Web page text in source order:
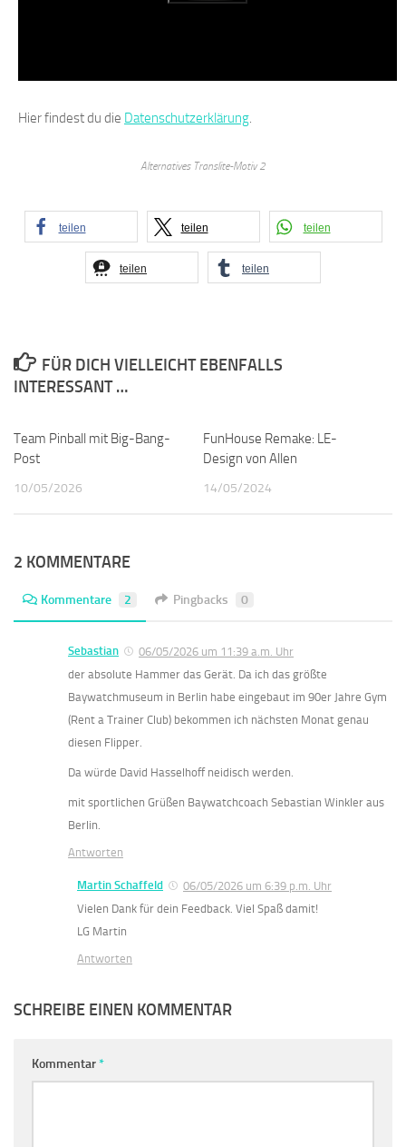
Hier findest du die Datenschutzerklärung.
Alternatives Translite-Motiv 2
teilen teilen teilen
teilen teilen
FÜR DICH VIELLEICHT EBENFALLS
INTERESSANT …
Team Pinball mit Big-Bang-
Post
10/05/2026
FunHouse Remake: LE-
Design von Allen
14/05/2024
2 KOMMENTARE
Kommentare 2 Pingbacks 0
Sebastian
06/05/2026 um 11:39 a.m. Uhr
der absolute Hammer das Gerät. Da ich das größte
Baywatchmuseum in Berlin habe eingebaut im 90er Jahre Gym
(Rent a Trainer Club) bekommen ich nächsten Monat genau
diesen Flipper.
Da würde David Hasselhoff neidisch werden.
mit sportlichen Grüßen Baywatchcoach Sebastian Winkler aus
Berlin.
Antworten
Martin Schaffeld
06/05/2026 um 6:39 p.m. Uhr
Vielen Dank für dein Feedback. Viel Spaß damit!
LG Martin
Antworten
SCHREIBE EINEN KOMMENTAR
Kommentar*